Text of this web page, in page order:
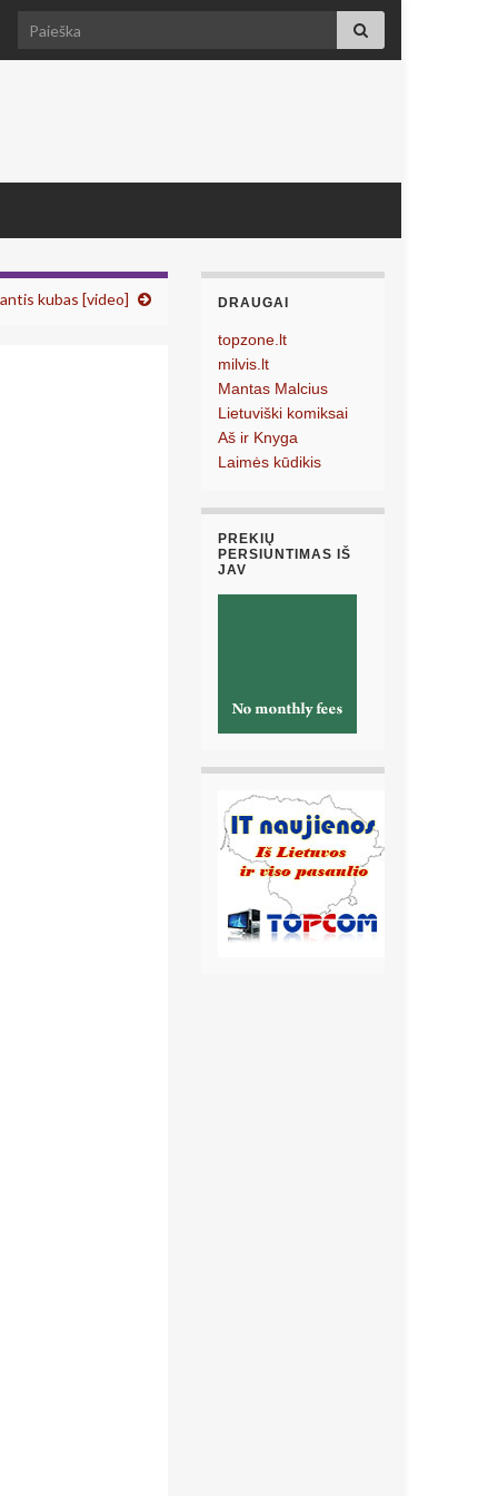
Search for:
kubas [video] DRAUGAI
topzone.lt
milvis.lt
Mantas Malcius
Lietuviški komiksai
Aš ir Knyga
Laimės kūdikis
PREKIŲ
PERSIUNTIMAS IŠ
JAV